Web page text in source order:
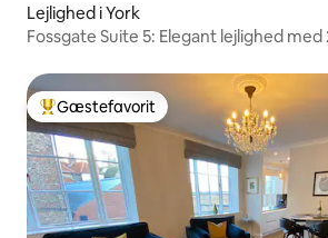
Lejlighed i York
Fossgate Suite 5: Elegant lejlighed
Bedste gæstefavorit
Gæstefavorit